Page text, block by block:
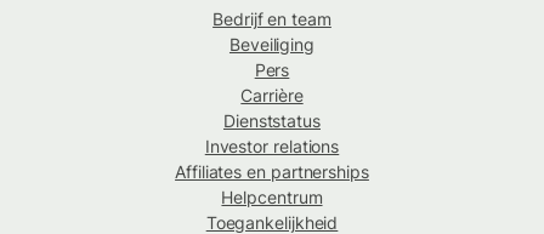
Bedrijf en team
Beveiliging
Pers
Carrière
Dienststatus
Investor relations
Affiliates en partnerships
Helpcentrum
Toegankelijkheid